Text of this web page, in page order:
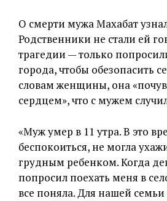
О смерти мужа Махабат
Родственники не стали ей
трагедии — только
города, чтобы обезопасить
словам женщины, она
сердцем», что с мужем
«Муж умер в 11 утра. В это
беспокоиться, не могла
грудным ребенком. Когда
попросил поехать меня в
все поняла. Для нашей семьи